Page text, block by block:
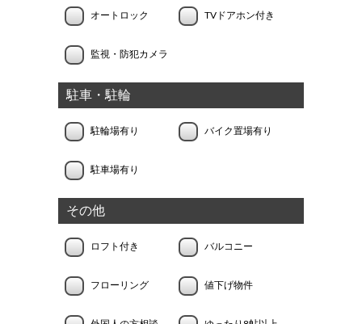
オートロック TVドアホン付き
監視・防犯カメラ
駐車・駐輪
駐輪場有り バイク置場有り
駐車場有り
その他
ロフト付き バルコニー
フローリング 値下げ物件